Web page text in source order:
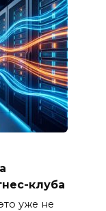
клуба
уже не